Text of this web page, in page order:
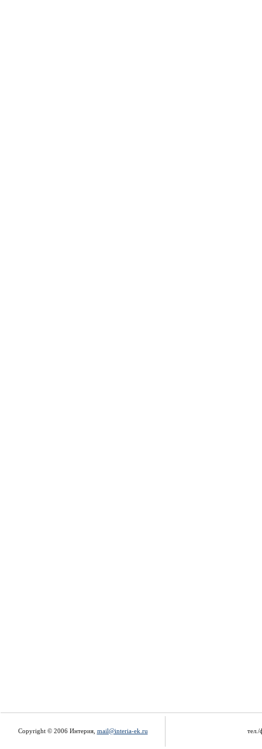
Copyright © 2006 Интерия, mail@interia-ek.ru